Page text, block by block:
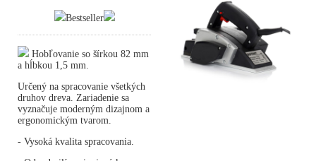
Bestseller
Hobľovanie so šírkou 82 mm
a hĺbkou 1,5 mm.
Určený na spracovanie všetkých
druhov dreva. Zariadenie sa
vyznačuje moderným dizajnom a
ergonomickým tvarom.
- Vysoká kvalita spracovania.